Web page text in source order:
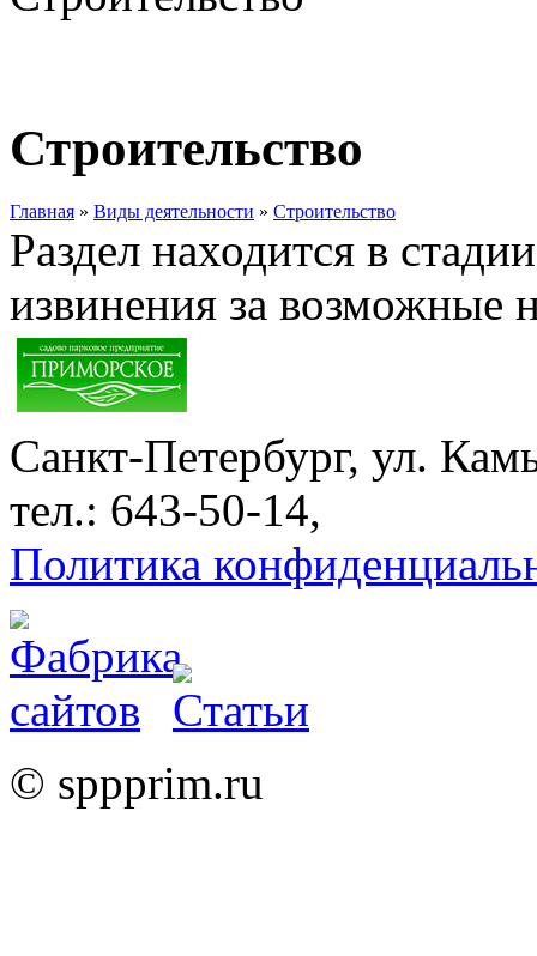
Строительство
Главная » Виды деятельности » Строительство
Раздел находится в
извинения за возможные
Санкт-Петербург, ул.
тел.: 643-50-14,
Политика
© sppprim.ru